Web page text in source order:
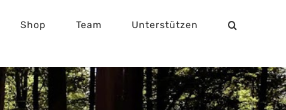
Shop Team Unterstützen